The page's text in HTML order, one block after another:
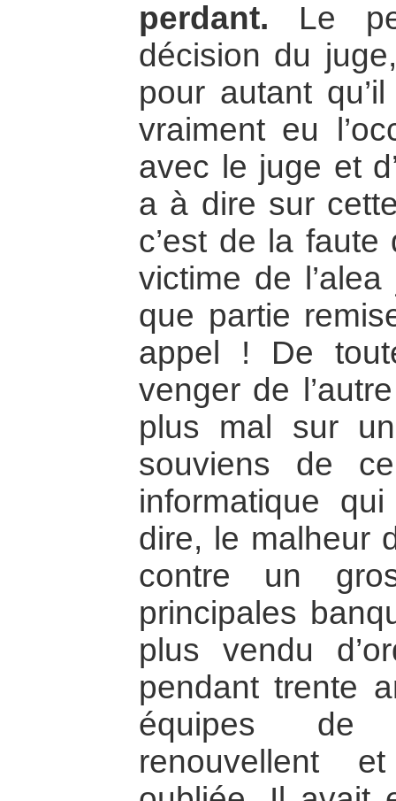
perdant. Le
décision du
pour autant
vraiment eu
avec le juge et
a à dire sur
c’est de la
victime de
que partie
appel ! De
venger de
plus mal sur
souviens de
informatique
dire, le malheur
contre un
principales
plus vendu
pendant trente
équipes de
renouvellent